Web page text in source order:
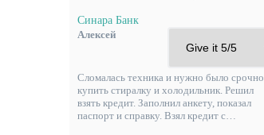
Синара Банк
Алексей
Сломалась техника и нужно было срочно
купить стиралку и холодильник. Решил
взять кредит. Заполнил анкету, показал
паспорт и справку. Взял кредит с…